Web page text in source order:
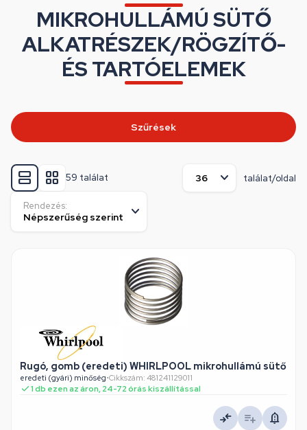
MIKROHULLÁMÚ SÜTŐ
ALKATRÉSZEK/RÖGZÍTŐ-
ÉS TARTÓELEMEK
59 találat találat/oldal
Rendezés:
Rugó, gomb (eredeti) WHIRLPOOL mikrohullámú sütő
eredeti (gyári) minőség•Cikkszám: 481241129011
1 db ezen az áron, 24-72 órás kiszállítással
Szűrések